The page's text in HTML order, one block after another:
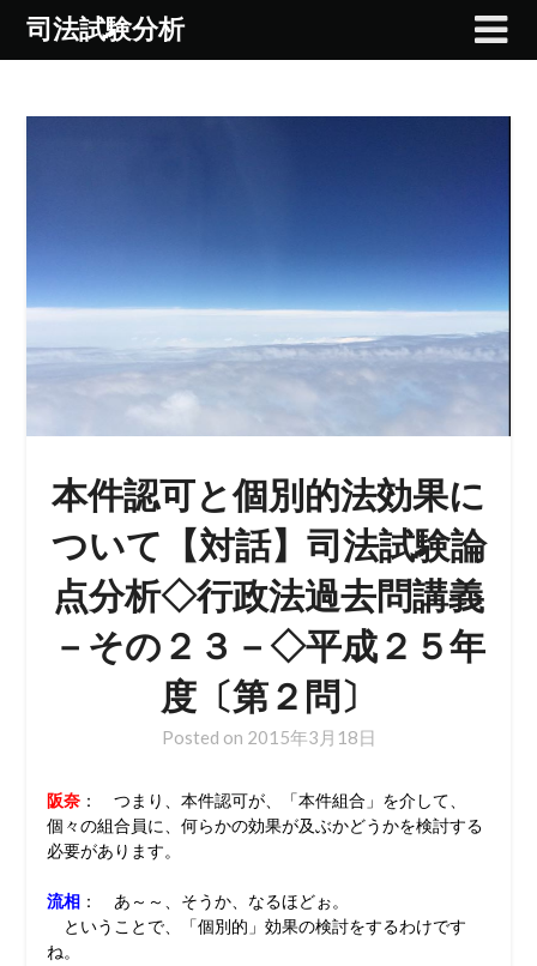
Skip司法試験分析
本件認可と個別的法効果に
ついて【対話】司法試験論
点分析◇行政法過去問講義
－その２３－◇平成２５年
度〔第２問〕
Posted on 2015年3月18日
阪奈： つまり、本件認可が、「本件組合」を介して、
個々の組合員に、何らかの効果が及ぶかどうかを検討する
必要があります。
流相： あ～～、そうか、なるほどぉ。
ということで、「個別的」効果の検討をするわけです
ね。